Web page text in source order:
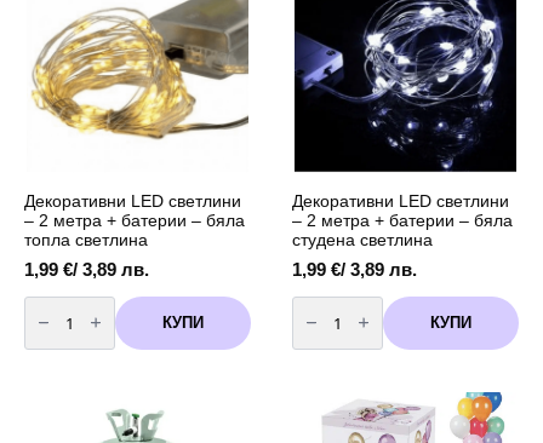
Baby)
броя
светлина
Декоративни LED светлини
– 2 метра + батерии – бяла
топла светлина
1,99 €/ 3,89 лв.
количество
за
Декоративни
LED
КУПИ
Декоративни LED светлини
– 2 метра + батерии – бяла
студена светлина
1,99 €/ 3,89 лв.
количество
за
Декоративни
LED
метра
КУПИ